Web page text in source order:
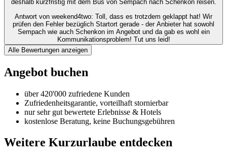
deshalb kurzfristig mit dem Bus von Sempach nach Schenkon reisen.
Antwort von weekend4two: Toll, dass es trotzdem geklappt hat! Wir
prüfen den Fehler bezüglich Startort gerade - der Anbieter hat sowohl
Sempach wie auch Schenkon im Angebot und da gab es wohl ein
Kommunikationsproblem! Tut uns leid!
Alle Bewertungen anzeigen
Angebot buchen
über 420'000 zufriedene Kunden
Zufriedenheitsgarantie, vorteilhaft stornierbar
nur sehr gut bewertete Erlebnisse & Hotels
kostenlose Beratung, keine Buchungsgebühren
Weitere Kurzurlaube entdecken